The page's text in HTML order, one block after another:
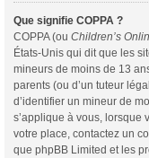
Que signifie COPPA ?
COPPA (ou Children’s
États-Unis qui dit que les
mineurs de moins de 13
parents (ou d’un tuteur
d’identifier un mineur de
s’applique à vous, lorsque
votre place, contactez un
que phpBB Limited et les